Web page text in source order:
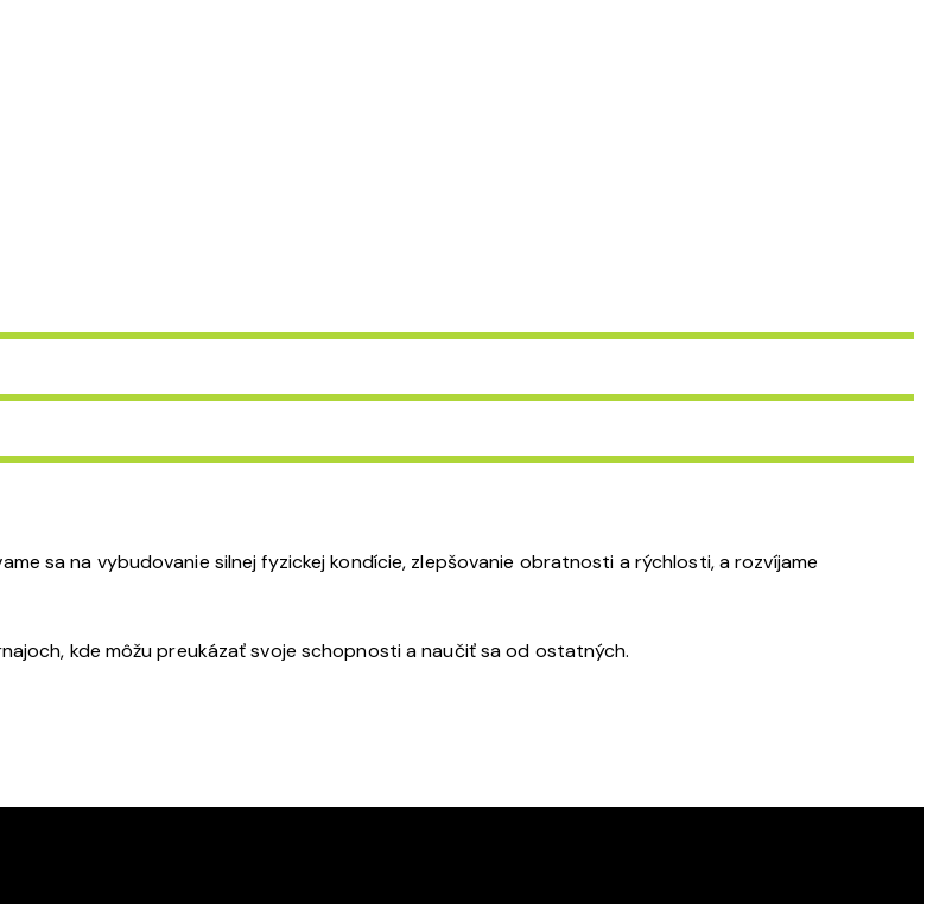
sa na vybudovanie silnej fyzickej kondície, zlepšovanie obratnosti a rýchlosti, a rozvíjame
kde môžu preukázať svoje schopnosti a naučiť sa od ostatných.